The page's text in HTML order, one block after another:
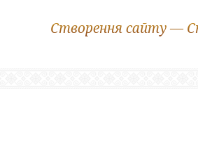
Створення сайту —